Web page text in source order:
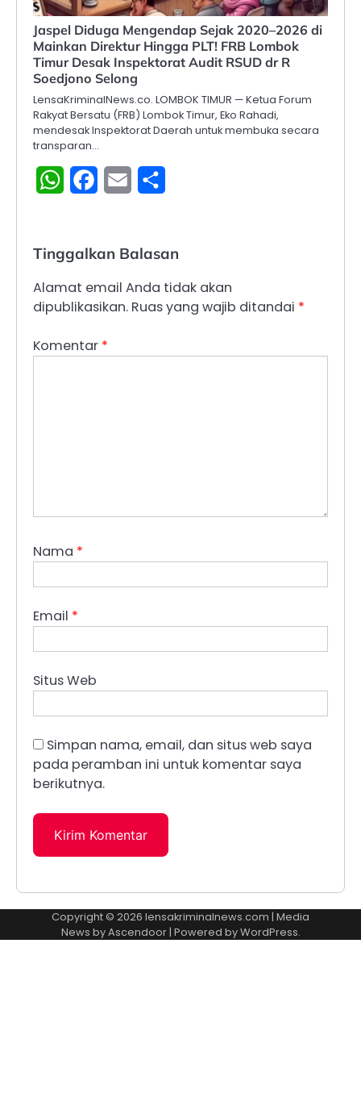
Jaspel Diduga Mengendap Sejak 2020–2026 di
Mainkan Direktur Hingga PLT! FRB Lombok
Timur Desak Inspektorat Audit RSUD dr R
Soedjono Selong
LensaKriminalNews.co. LOMBOK TIMUR — Ketua Forum
Rakyat Bersatu (FRB) Lombok Timur, Eko Rahadi,
mendesak Inspektorat Daerah untuk membuka secara
transparan…
WhatsAppFacebook
Email
Tinggalkan Balasan
Alamat email Anda tidak akan
dipublikasikan. Ruas yang wajib ditandai *
Komentar *
Nama *
Email *
Situs Web
Simpan nama, email, dan situs web saya
pada peramban ini untuk komentar saya
berikutnya.
Copyright © 2026 lensakriminalnews.com | Media
News byAscendoor| Powered byWordPress.